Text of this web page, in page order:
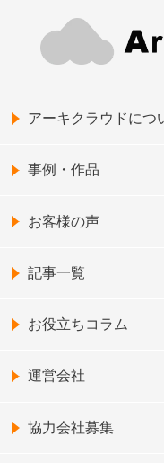
アーキクラウドにつ
事例・作品
お客様の声
記事一覧
お役立ちコラム
運営会社
協力会社募集